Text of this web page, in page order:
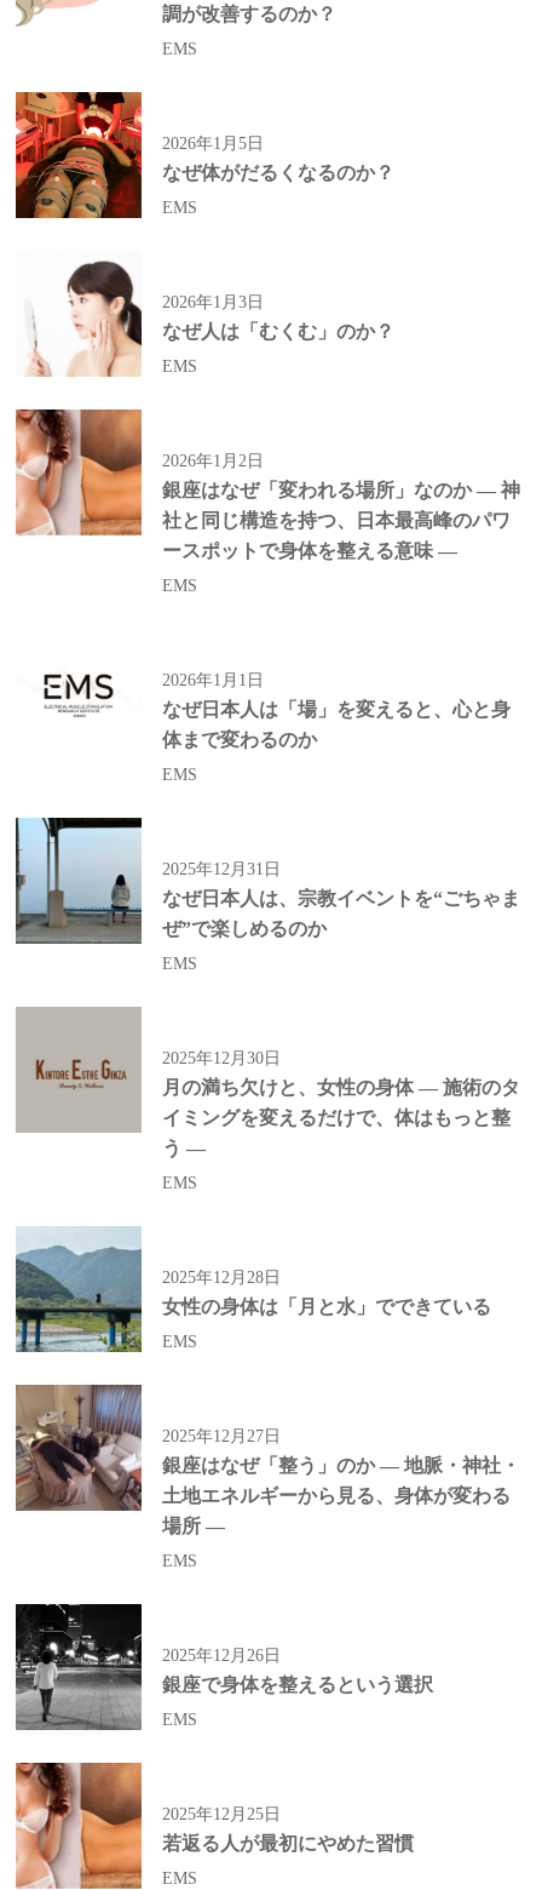
調が改善するのか？
EMS
2026年1月5日
なぜ体がだるくなるのか？
EMS
2026年1月3日
なぜ人は「むくむ」のか？
EMS
2026年1月2日
銀座はなぜ「変われる場所」なのか ― 神
社と同じ構造を持つ、日本最高峰のパワ
ースポットで身体を整える意味 ―
EMS
2026年1月1日
なぜ日本人は「場」を変えると、心と身
体まで変わるのか
EMS
2025年12月31日
なぜ日本人は、宗教イベントを“ごちゃま
ぜ”で楽しめるのか
EMS
2025年12月30日
月の満ち欠けと、女性の身体 ― 施術のタ
イミングを変えるだけで、体はもっと整
う ―
EMS
2025年12月28日
女性の身体は「月と水」でできている
EMS
2025年12月27日
銀座はなぜ「整う」のか ― 地脈・神社・
土地エネルギーから見る、身体が変わる
場所 ―
EMS
2025年12月26日
銀座で身体を整えるという選択
EMS
2025年12月25日
若返る人が最初にやめた習慣
EMS